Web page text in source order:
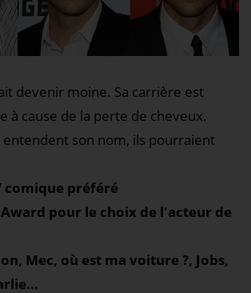
devenir moine. Sa carrière est
à cause de la perte de cheveux.
entendent son nom, ils pourraient
comique préféré
Award pour le choix de l'acteur de
Mec, où est ma voiture ?, Jobs,